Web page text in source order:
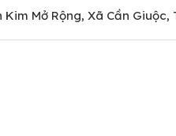
Kim Mở Rộng, Xã Cần Giuộc,